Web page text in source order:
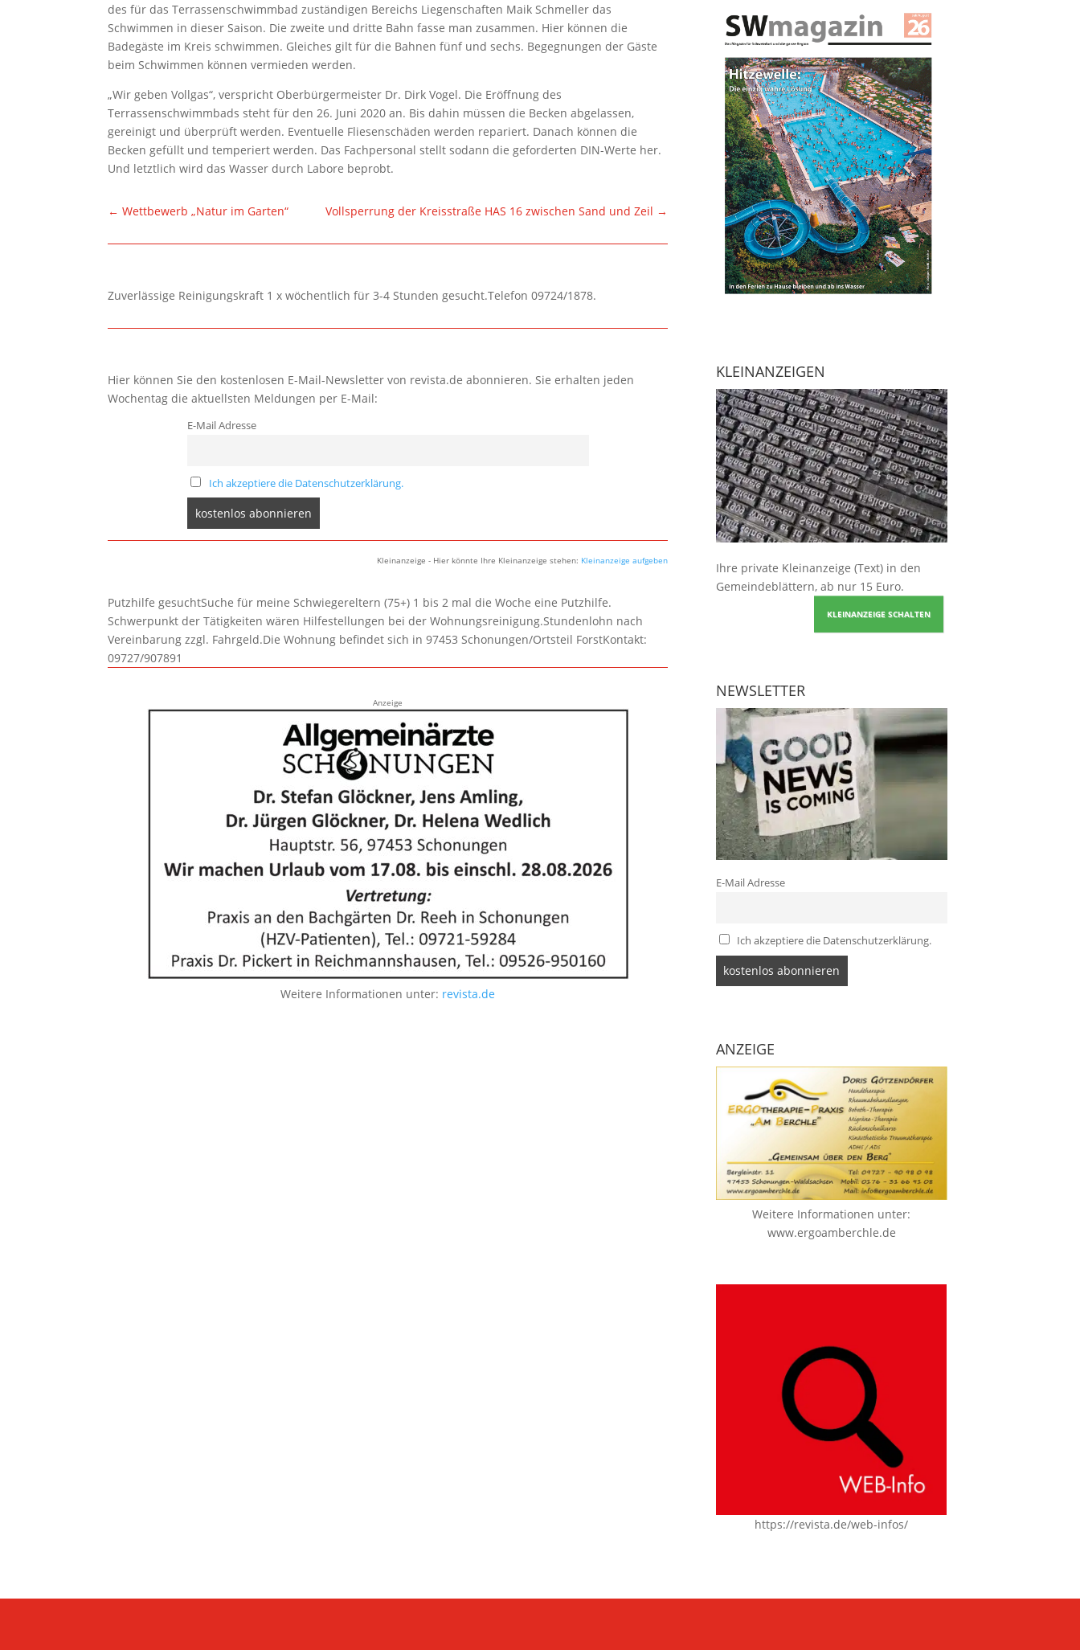
des für das Terrassenschwimmbad zuständigen Bereichs Liegenschaften Maik Schmeller das
Schwimmen in dieser Saison. Die zweite und dritte Bahn fasse man zusammen. Hier können die
Badegäste im Kreis schwimmen. Gleiches gilt für die Bahnen fünf und sechs. Begegnungen der Gäste
beim Schwimmen können vermieden werden.
„Wir geben Vollgas“, verspricht Oberbürgermeister Dr. Dirk Vogel. Die Eröffnung des
Terrassenschwimmbads steht für den 26. Juni 2020 an. Bis dahin müssen die Becken abgelassen,
gereinigt und überprüft werden. Eventuelle Fliesenschäden werden repariert. Danach können die
Becken gefüllt und temperiert werden. Das Fachpersonal stellt sodann die geforderten DIN-Werte her.
Und letztlich wird das Wasser durch Labore beprobt.
←Wettbewerb „Natur im Garten“ Vollsperrung der Kreisstraße HAS 16 zwischen Sand und Zeil →
Zuverlässige Reinigungskraft 1 x wöchentlich für 3-4 Stunden gesucht.Telefon 09724/1878.
Hier können Sie den kostenlosen E-Mail-Newsletter von revista.de abonnieren. Sie erhalten jeden
Wochentag die aktuellsten Meldungen per E-Mail:
E-Mail Adresse
Ich akzeptiere die Datenschutzerklärung.
Kleinanzeige - Hier könnte Ihre Kleinanzeige stehen: Kleinanzeige aufgeben
Putzhilfe gesuchtSuche für meine Schwiegereltern (75+) 1 bis 2 mal die Woche eine Putzhilfe.
Schwerpunkt der Tätigkeiten wären Hilfestellungen bei der Wohnungsreinigung.Stundenlohn nach
Vereinbarung zzgl. Fahrgeld.Die Wohnung befindet sich in 97453 Schonungen/Ortsteil ForstKontakt:
09727/907891
Anzeige
Weitere Informationen unter: revista.de
KLEINANZEIGEN
Ihre private Kleinanzeige (Text) in den
Gemeindeblättern, ab nur 15 Euro.
KLEINANZEIGE SCHALTEN
NEWSLETTER
E-Mail Adresse
Ich akzeptiere die Datenschutzerklärung.
ANZEIGE
Weitere Informationen unter:
www.ergoamberchle.de
https://revista.de/web-infos/